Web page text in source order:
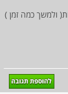
ולמשך כמה זמן )